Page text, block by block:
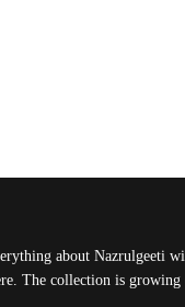
about Nazrulgeeti
The collection is